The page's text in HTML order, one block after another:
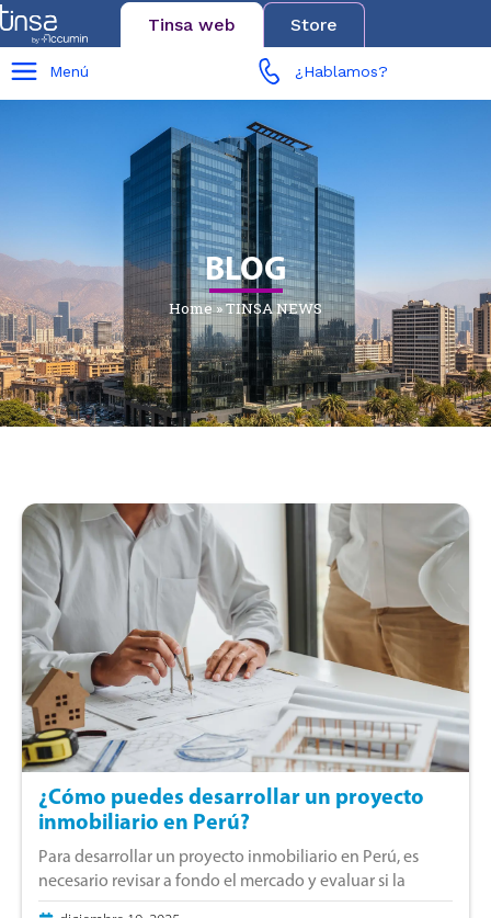
Tinsa web Store
Menú ¿Hablamos?
BLOG
Home»TINSA NEWS
¿Cómo puedes desarrollar un proyecto
inmobiliario en Perú?
Para desarrollar un proyecto inmobiliario en Perú, es
necesario revisar a fondo el mercado y evaluar si la
propuesta es viable en lo financiero, legal y técnico. Este